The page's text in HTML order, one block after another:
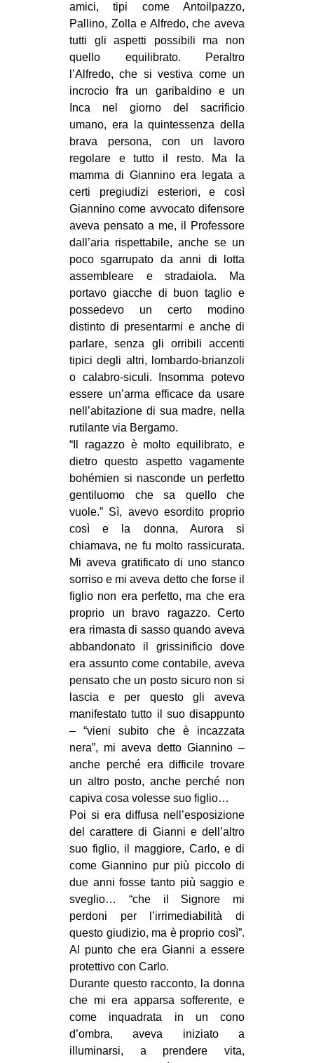
amici, tipi come Antoilpazzo,
Pallino, Zolla e Alfredo, che aveva
tutti gli aspetti possibili ma non
quello equilibrato. Peraltro
l’Alfredo, che si vestiva come un
incrocio fra un garibaldino e un
Inca nel giorno del sacrificio
umano, era la quintessenza della
brava persona, con un lavoro
regolare e tutto il resto. Ma la
mamma di Giannino era legata a
certi pregiudizi esteriori, e così
Giannino come avvocato difensore
aveva pensato a me, il Professore
dall’aria rispettabile, anche se un
poco sgarrupato da anni di lotta
assembleare e stradaiola. Ma
portavo giacche di buon taglio e
possedevo un certo modino
distinto di presentarmi e anche di
parlare, senza gli orribili accenti
tipici degli altri, lombardo-brianzoli
o calabro-siculi. Insomma potevo
essere un’arma efficace da usare
nell’abitazione di sua madre, nella
rutilante via Bergamo.
“Il ragazzo è molto equilibrato, e
dietro questo aspetto vagamente
bohémien si nasconde un perfetto
gentiluomo che sa quello che
vuole.” Sì, avevo esordito proprio
così e la donna, Aurora si
chiamava, ne fu molto rassicurata.
Mi aveva gratificato di uno stanco
sorriso e mi aveva detto che forse il
figlio non era perfetto, ma che era
proprio un bravo ragazzo. Certo
era rimasta di sasso quando aveva
abbandonato il grissinificio dove
era assunto come contabile, aveva
pensato che un posto sicuro non si
lascia e per questo gli aveva
manifestato tutto il suo disappunto
– “vieni subito che è incazzata
nera”, mi aveva detto Giannino –
anche perché era difficile trovare
un altro posto, anche perché non
capiva cosa volesse suo figlio…
Poi si era diffusa nell’esposizione
del carattere di Gianni e dell’altro
suo figlio, il maggiore, Carlo, e di
come Giannino pur più piccolo di
due anni fosse tanto più saggio e
sveglio… “che il Signore mi
perdoni per l’irrimediabilità di
questo giudizio, ma è proprio così”.
Al punto che era Gianni a essere
protettivo con Carlo.
Durante questo racconto, la donna
che mi era apparsa sofferente, e
come inquadrata in un cono
d’ombra, aveva iniziato a
illuminarsi, a prendere vita,